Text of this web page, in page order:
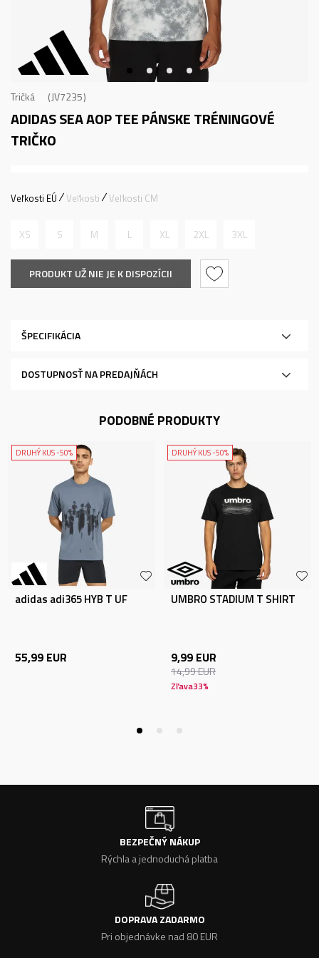
Tričká JV7235
ADIDAS SEA AOP TEEPÁNSKE TRÉNINGOVÉ
TRIČKO
Veľkosti EÚ Veľkosti Veľkosti CM
XS S M L XL 2XL 3XL
PRODUKT UŽ NIE JE K DISPOZÍCII
ŠPECIFIKÁCIA
DOSTUPNOSŤ NA PREDAJŇÁCH
PODOBNÉ PRODUKTY
DRUHÝ KUS -50%
adidas adi365 HYB T UF
55,99 EUR
DRUHÝ KUS -50%
UMBRO STADIUM T SHIRT
9,99 EUR
14,99EUR
Zľava33%
BEZPEČNÝ NÁKUP
Rýchla a jednoduchá platba
DOPRAVA ZADARMO
Pri objednávke nad 80 EUR